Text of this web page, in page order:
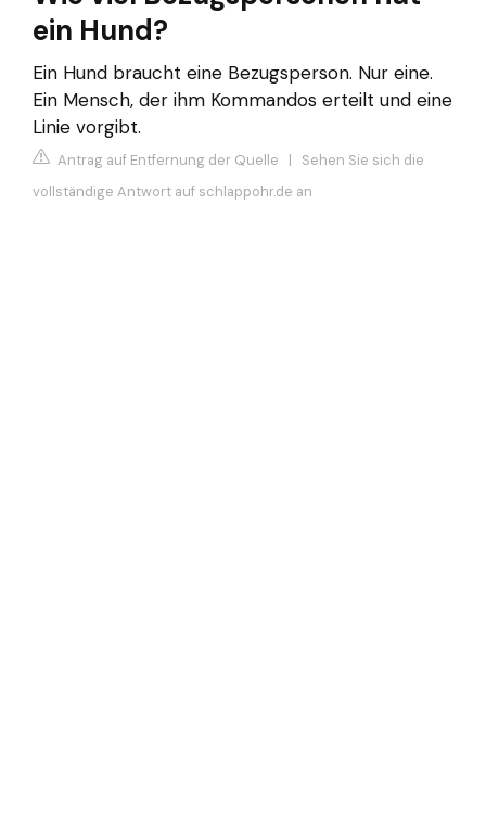
ein Hund?
Ein Hund braucht eine Bezugsperson. Nur eine.
Ein Mensch, der ihm Kommandos erteilt und eine
Linie vorgibt.
Antrag auf Entfernung der Quelle | Sehen Sie sich die
vollständige Antwort auf schlappohr.de an